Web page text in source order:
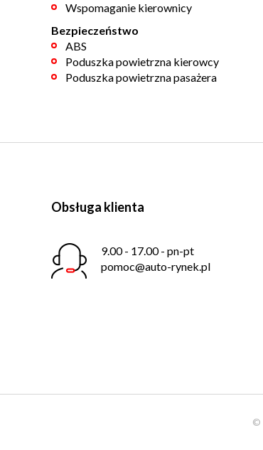
Wspomaganie kierownicy
Bezpieczeństwo
ABS
Poduszka powietrzna kierowcy
Poduszka powietrzna pasażera
Obsługa klienta
9.00 - 17.00 - pn-pt
pomoc@auto-rynek.pl
©